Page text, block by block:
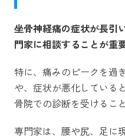
坐骨神経痛の症状が長引
門家に相談することが重
特に、痛みのピークを過
や、症状が悪化している
骨院での診断を受けるこ
専門家は、腰や尻、足に